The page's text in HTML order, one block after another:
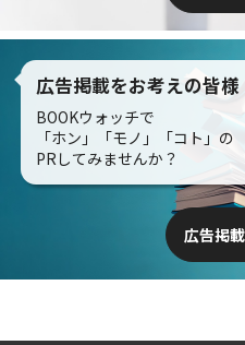
広告掲載をお考えの皆様
BOOKウォッチで
「ホン」「モノ」「コト」の
PRしてみませんか？
広告掲